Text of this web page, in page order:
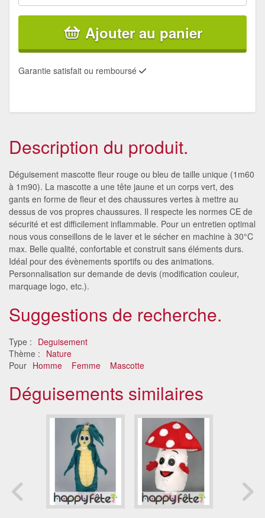
Ajouter au panier
Garantie satisfait ou remboursé
Description du produit.
Déguisement mascotte fleur rouge ou bleu de taille unique (1m60
à 1m90). La mascotte a une tête jaune et un corps vert, des
gants en forme de fleur et des chaussures vertes à mettre au
dessus de vos propres chaussures. Il respecte les normes CE de
sécurité et est difficilement inflammable. Pour un entretien optimal
nous vous conseillons de le laver et le sécher en machine à 30°C
max. Belle qualité, confortable et construit sans éléments durs.
Idéal pour des évènements sportifs ou des animations.
Personnalisation sur demande de devis (modification couleur,
marquage logo, etc.).
Suggestions de recherche.
Type : Deguisement
Thème : Nature
Pour Homme Femme Mascotte
Déguisements similaires